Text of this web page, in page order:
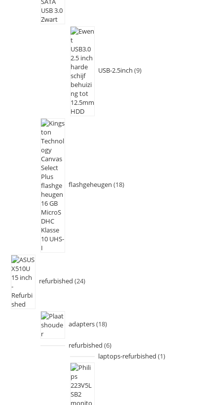
USB-2.5inch 9
flashgeheugen 18
refurbished 24
adapters 18
refurbished 6
laptops-refurbished 1